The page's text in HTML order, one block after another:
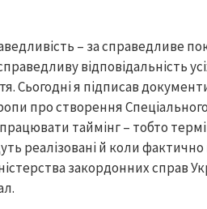
– за справедливе
відповідальність
Сьогодні я підписав
про створення
таймінг – тобто
реалізовані й коли
закордонних справ